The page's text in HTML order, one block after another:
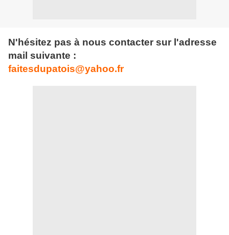
N'hésitez pas à nous contacter sur l'adresse
mail suivante :
faitesdupatois@yahoo.fr